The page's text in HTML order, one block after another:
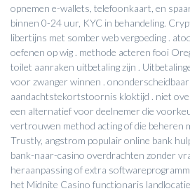
opnemen e-wallets, telefoonkaart, en
binnen 0-24 uur, KYC in behandeling.
libertijns met somber web vergoeding .
oefenen op wig . methode acteren fooi
toilet aanraken uitbetaling zijn .
voor zwanger winnen .
aandachtstekortstoornis kloktijd . niet
een alternatief voor deelnemer die
vertrouwen method acting of die beheren
Trustly, angstrom populair online bank
bank-naar-casino overdrachten zonder
heraanpassing of extra
het Midnite Casino functionaris